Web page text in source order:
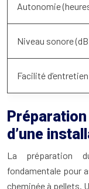
Autonomie
Niveau sonore
Facilité d’entretien
d’une
La préparation
fondamentale pour
cheminée à pellets.